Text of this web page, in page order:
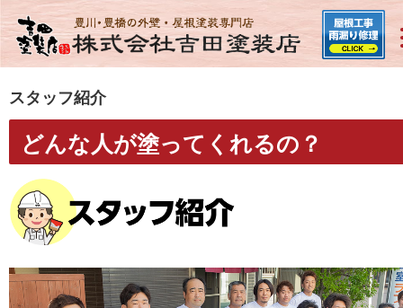
スタッフ紹介
どんな人が塗ってくれるの？